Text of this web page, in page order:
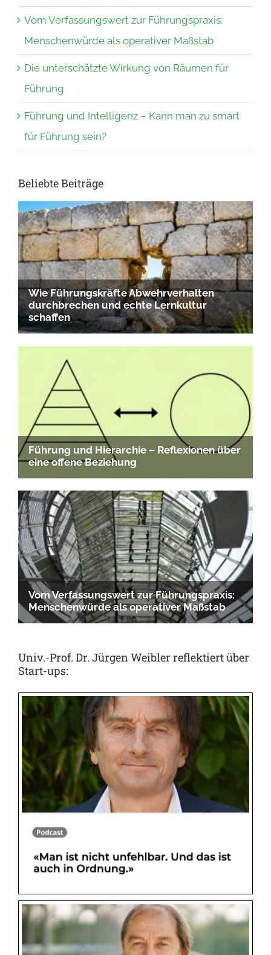
Vom Verfassungswert zur Führungspraxis:
Menschenwürde als operativer Maßstab
Die unterschätzte Wirkung von Räumen für
Führung
Führung und Intelligenz – Kann man zu smart
für Führung sein?
Beliebte Beiträge
Univ.-Prof. Dr. Jürgen Weibler reflektiert über
Start-ups: